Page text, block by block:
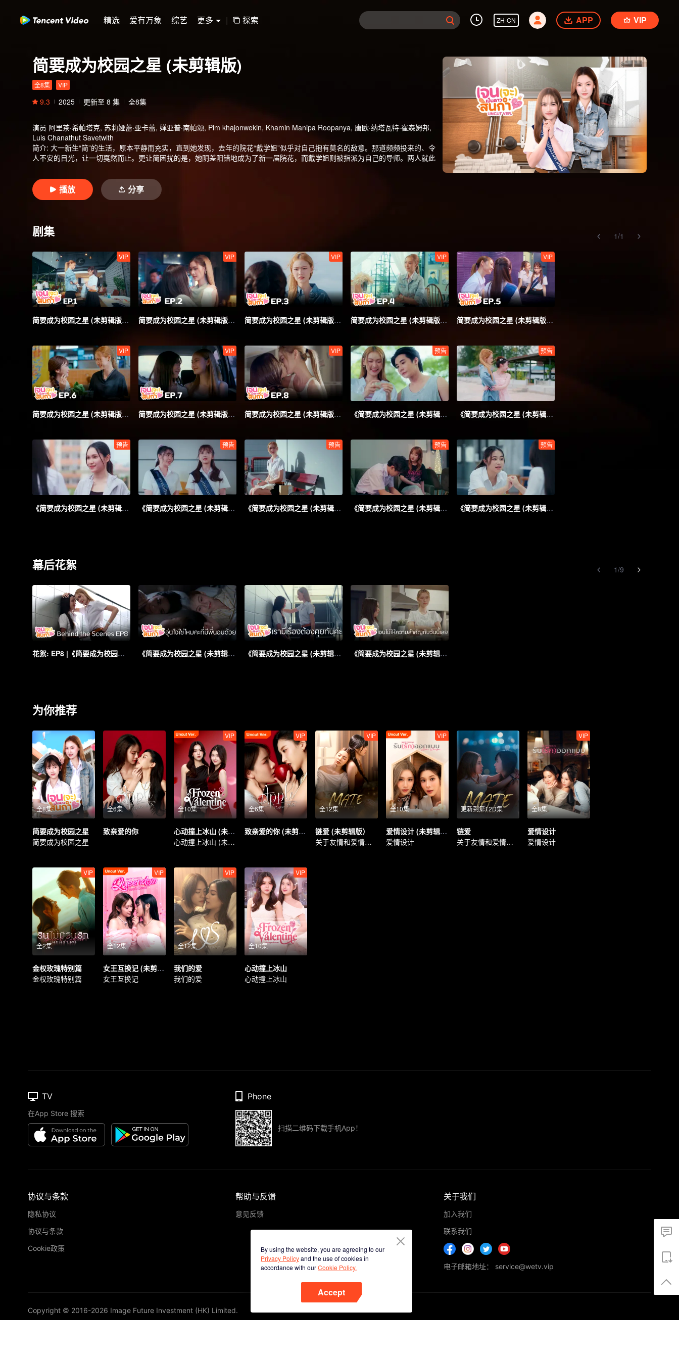
精选 爱有万象 综艺 更多 | 探索 ZH-CN APP VIP
简要成为校园之星 (未剪辑版)
全8集 VIP
9.3 2025 更新至 8 集 全8集
演员 阿里茶·希帕塔克, 苏莉娅蕾·亚卡蕾, 婵亚普·南帕颂, Pim khajonwekin, Khamin Manipa Roopanya, 唐欧·纳塔瓦特·崔森姆邦,
Luis Chanathut Savetwith
简介: 大一新生“简”的生活，原本平静而充实，直到她发现，去年的院花“戴学姐”似乎对自己抱有莫名的敌意。那道频频投来的、令
人不安的目光，让一切戛然而止。更让简困扰的是，她阴差阳错地成为了新一届院花，而戴学姐则被指派为自己的导师。两人就此
播放 分享
剧集 1/1
VIP
简要成为校园之星 (未剪辑版)_01
VIP
简要成为校园之星 (未剪辑版)_02
VIP
简要成为校园之星 (未剪辑版)_03
VIP
简要成为校园之星 (未剪辑版)_04
VIP
简要成为校园之星 (未剪辑版)_05
VIP
简要成为校园之星 (未剪辑版)_06
VIP
简要成为校园之星 (未剪辑版)_07
VIP
简要成为校园之星 (未剪辑版)_08
预告
《简要成为校园之星 (未剪辑版)》第2集预告
预告
《简要成为校园之星 (未剪辑版)》第3集预告
预告
《简要成为校园之星 (未剪辑版)》第4集预告
预告
《简要成为校园之星 (未剪辑版)》第5集预告
预告
《简要成为校园之星 (未剪辑版)》第6集预告
预告
《简要成为校园之星 (未剪辑版)》第7集预告
预告
《简要成为校园之星 (未剪辑版)》第8集预告
幕后花絮 1/9
花絮: EP8 |《简要成为校园之星 (未剪辑版)》 《简要成为校园之星 (未剪辑版)》第8集片花_01 《简要成为校园之星 (未剪辑版)》第8集片花_02 《简要成为校园之星 (未剪辑版)》第8集片花_03
为你推荐
全8集
简要成为校园之星
简要成为校园之星
全6集
致亲爱的你
全10集
VIP
心动撞上冰山 (未剪辑版)
心动撞上冰山 (未剪辑版)
全6集
VIP
致亲爱的你 (未剪辑版)
全12集
VIP
链爱 (未剪辑版）
关于友情和爱情的故事
全10集
VIP
爱情设计 (未剪辑版)
爱情设计
更新到第12D集
链爱
关于友情和爱情的故事
全8集
VIP
爱情设计
爱情设计
全2集
VIP
金权玫瑰特别篇
金权玫瑰特别篇
全12集
VIP
女王互换记 (未剪辑版)
女王互换记
全12集
VIP
我们的爱
我们的爱
全10集
VIP
心动撞上冰山
心动撞上冰山
By using the website, you are agreeing to our
Privacy Policyand the use of cookies in
accordance with ourCookie Policy.
Accept
TV
在App Store 搜索
Phone
扫描二维码下载手机App！
协议与条款
隐私协议
协议与条款
Cookie政策
帮助与反馈
意见反馈
关于我们
加入我们
联系我们
电子邮箱地址： service@wetv.vip
Copyright © 2016-2026 Image Future Investment (HK) Limited.